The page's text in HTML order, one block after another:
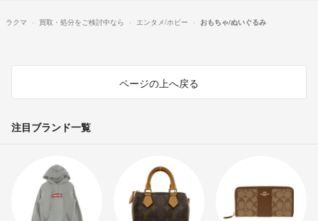
ラクマ 買取・処分をご検討中なら エンタメ/ホビー おもちゃ/ぬいぐるみ
ページの上へ戻る
注目ブランド一覧